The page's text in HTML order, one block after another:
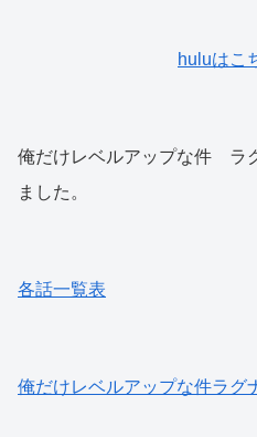
huluはこ
俺だけレベルアップな件 ラ
ました。
各話一覧表
俺だけレベルアップな件ラグ